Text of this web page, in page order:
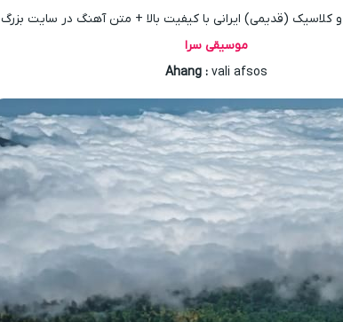
(قدیمی) ایرانی با کیفیت بالا + متن آهنگ در سایت بزرگ
موسیقی سرا
Ahang : vali afsos